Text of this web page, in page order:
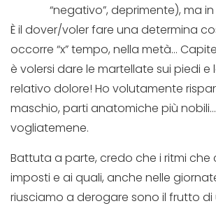
“negativo”, deprimente), ma
È il dover/voler fare una determina
occorre “x” tempo, nella metà…
è volersi dare le martellate sui piedi e
relativo dolore! Ho volutamente
maschio, parti anatomiche più
vogliatemene.
Battuta a parte, credo che i ritmi che
imposti e ai quali, anche nelle
riusciamo a derogare sono il frutto di